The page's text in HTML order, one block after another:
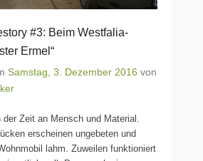
#3: Beim Westfalia-
Ermel“
Samstag, 3. Dezember 2016 von
Zeit an Mensch und Material.
erscheinen ungebeten und
lahm. Zuweilen funktioniert